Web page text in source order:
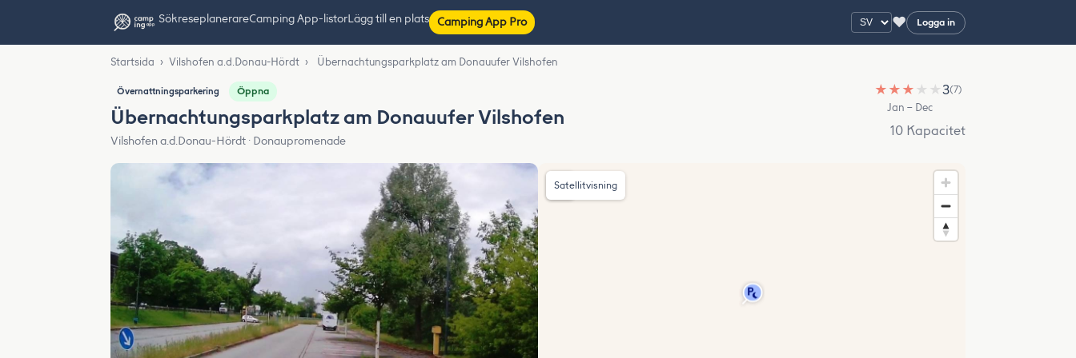
SökreseplanerareCamping App-listorLägg till en plats Camping App Pro ♥ Logga in
Startsida › Vilshofen a.d.Donau-Hördt › Übernachtungsparkplatz am Donauufer Vilshofen
Övernattningsparkering Öppna
Übernachtungsparkplatz am Donauufer Vilshofen
Vilshofen a.d.Donau-Hördt · Donaupromenade
★ ★ ★ ★ ★3(7)
Jan – Dec
10 Kapacitet
Satellitvisning